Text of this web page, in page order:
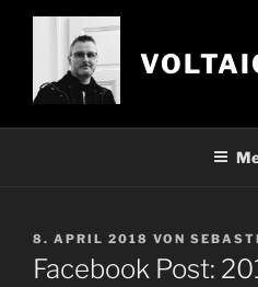
Zum
VERÖFFENTLICHT
AM
8. APRIL 2018 VON
Facebook Post: